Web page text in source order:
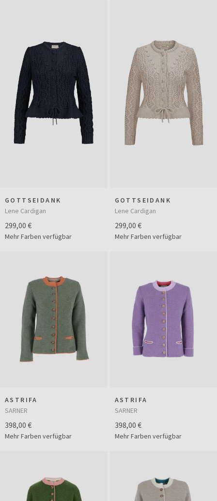
GOTTSEIDANK
Lene Cardigan
299,00 €
Mehr Farben verfügbar
GOTTSEIDANK
Lene Cardigan
299,00 €
Mehr Farben verfügbar
ASTRIFA
SARNER
398,00 €
Mehr Farben verfügbar
ASTRIFA
SARNER
398,00 €
Mehr Farben verfügbar